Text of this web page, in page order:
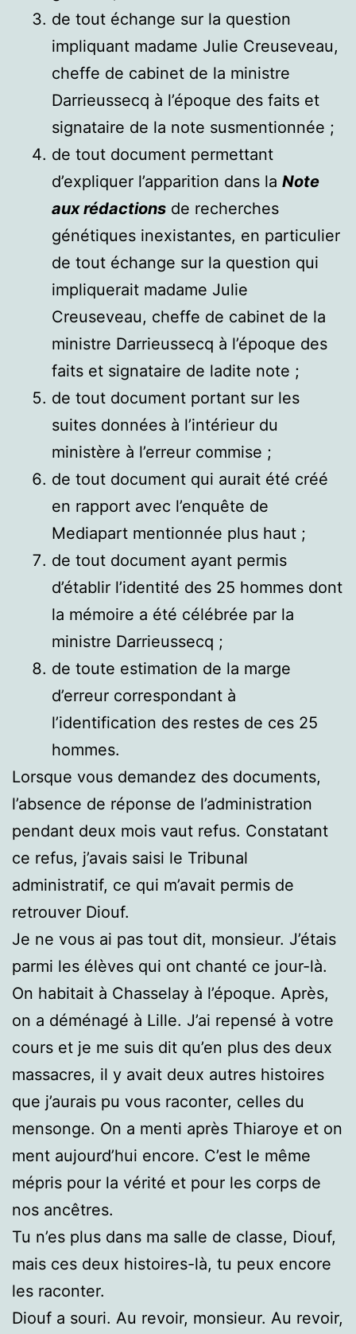
de tout échange sur la question
impliquant madame Julie Creuseveau,
cheffe de cabinet de la ministre
Darrieussecq à l’époque des faits et
signataire de la note susmentionnée ;
de tout document permettant
d’expliquer l’apparition dans la Note
aux rédactions de recherches
génétiques inexistantes, en particulier
de tout échange sur la question qui
impliquerait madame Julie
Creuseveau, cheffe de cabinet de la
ministre Darrieussecq à l’époque des
faits et signataire de ladite note ;
de tout document portant sur les
suites données à l’intérieur du
ministère à l’erreur commise ;
de tout document qui aurait été créé
en rapport avec l’enquête de
Mediapart mentionnée plus haut ;
de tout document ayant permis
d’établir l’identité des 25 hommes dont
la mémoire a été célébrée par la
ministre Darrieussecq ;
de toute estimation de la marge
d’erreur correspondant à
l’identification des restes de ces 25
hommes.
Lorsque vous demandez des documents,
l’absence de réponse de l’administration
pendant deux mois vaut refus. Constatant
ce refus, j’avais saisi le Tribunal
administratif, ce qui m’avait permis de
retrouver Diouf.
Je ne vous ai pas tout dit, monsieur. J’étais
parmi les élèves qui ont chanté ce jour-là.
On habitait à Chasselay à l’époque. Après,
on a déménagé à Lille. J’ai repensé à votre
cours et je me suis dit qu’en plus des deux
massacres, il y avait deux autres histoires
que j’aurais pu vous raconter, celles du
mensonge. On a menti après Thiaroye et on
ment aujourd’hui encore. C’est le même
mépris pour la vérité et pour les corps de
nos ancêtres.
Tu n’es plus dans ma salle de classe, Diouf,
mais ces deux histoires-là, tu peux encore
les raconter.
Diouf a souri. Au revoir, monsieur. Au revoir,